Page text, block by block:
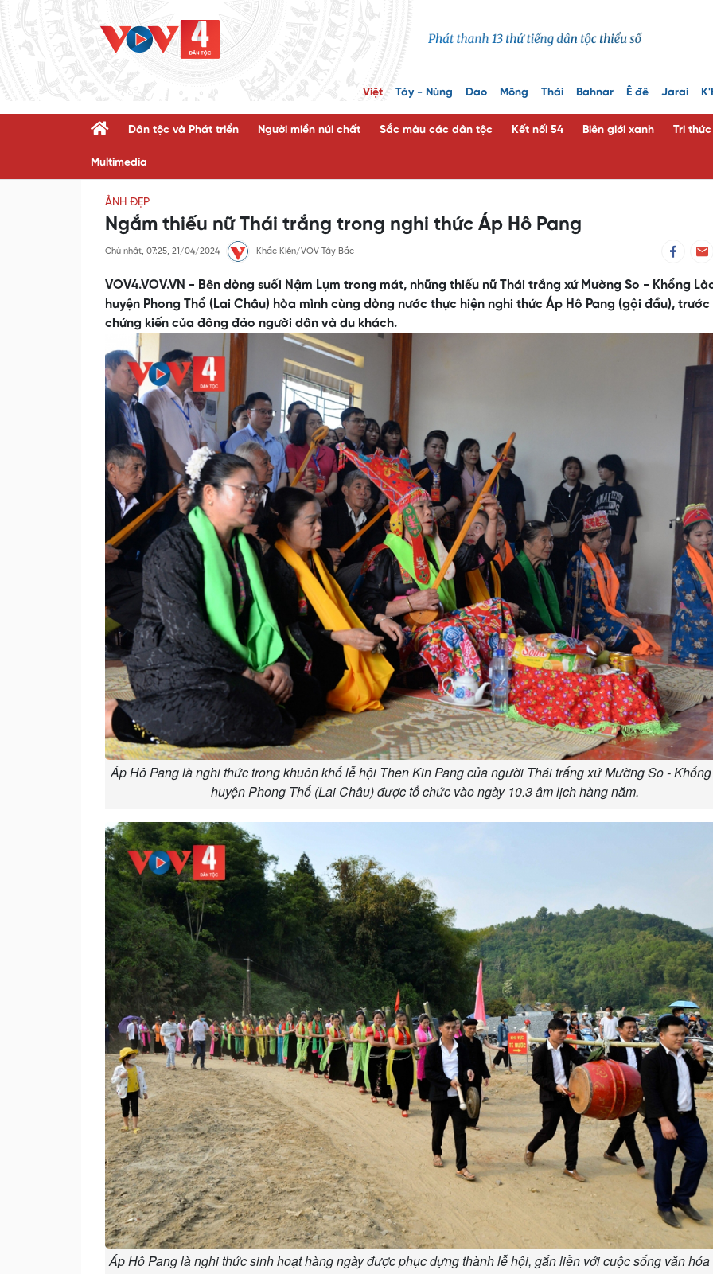
Việt Tày - Nùng Dao Mông Thái Bahnar Ê đê Jarai
Dân tộc và Phát triển Người miền núi chất Sắc màu các dân tộc Kết nối 54 Biên giới xanh Tri
Multimedia
ẢNH ĐẸP
Ngắm thiếu nữ Thái trắng trong nghi thức Áp Hô Pang
Chủ nhật, 07:25, 21/04/2024 Khắc Kiên/VOV Tây Bắc
VOV4.VOV.VN - Bên dòng suối Nậm Lụm trong mát, những thiếu nữ Thái trắng xứ Mường So - Khổng
huyện Phong Thổ (Lai Châu) hòa mình cùng dòng nước thực hiện nghi thức Áp Hô Pang (gội đầu), trước
chứng kiến của đông đảo người dân và du khách.
Áp Hô Pang là nghi thức trong khuôn khổ lễ hội Then Kin Pang của người Thái trắng xứ Mường So -
huyện Phong Thổ (Lai Châu) được tổ chức vào ngày 10.3 âm lịch hàng năm.
Áp Hô Pang là nghi thức sinh hoạt hàng ngày được phục dựng thành lễ hội, gắn liền với cuộc sống văn